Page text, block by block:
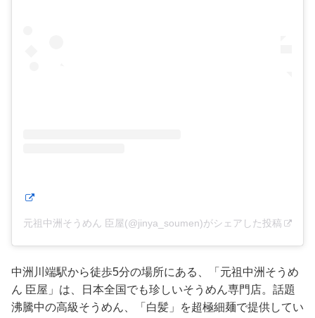
元祖中洲そうめん 臣屋(@jinya_soumen)がシェアした投稿
中洲川端駅から徒歩5分の場所にある、「元祖中洲そうめ
ん 臣屋」は、日本全国でも珍しいそうめん専門店。話題
沸騰中の高級そうめん、「白髪」を超極細麺で提供してい